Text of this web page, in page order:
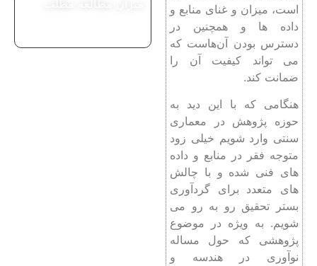
است، میزان و غنای منابع و
داده ‌ها و همچنین در
دسترس بودن آن‌هاست که
می تواند کیفیت آن را
ضمانت کند.
هنگامی که با این دید به
حوزه پژوهش در معماری
سنتی وارد شویم خیلی زود
متوجه فقر در منابع و داده
های فنی شده و با چالش
‌های متعدد برای گرد‌آوری
بستر تحقیق رو به رو می
شویم. به ویژه در موضوع
پژوهشی که حول مساله
نو‌آوری در هندسه و